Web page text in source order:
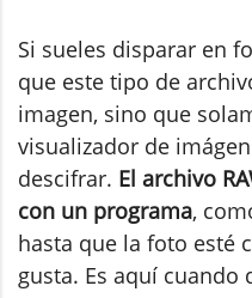
Si sueles disparar en
que este tipo de
imagen, sino que
visualizador de
descifrar. El archivo
con un programa,
hasta que la foto esté
gusta. Es aquí cuando